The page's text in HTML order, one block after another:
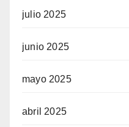
julio 2025
junio 2025
mayo 2025
abril 2025